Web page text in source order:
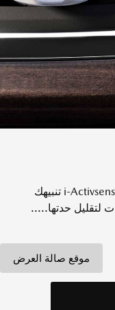
موقع صالة العرض
تستخدم ابتكارات سلامة المركبات i-Activsense تنبيهك
لتقليل حدتها.....